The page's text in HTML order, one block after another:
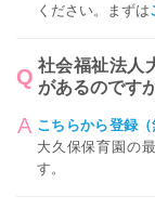
ください。まずは
社会福祉法人
があるのです
こちらから登録（
大久保保育園の
す。